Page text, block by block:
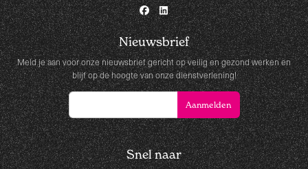
Nieuwsbrief
Meld je aan voor onze nieuwsbrief gericht op veilig en gezond werken en
blijf op de hoogte van onze dienstverlening!
Snel naar